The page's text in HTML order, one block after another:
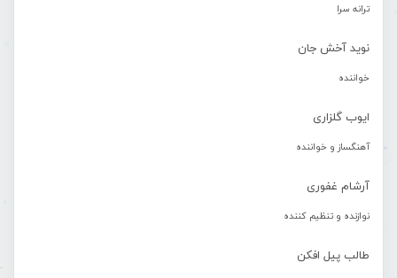
ترانه سرا
نوید آخش جان
خواننده
ایوب گلزاری
آهنگساز و خواننده
آرشام غفوری
نوازنده و تنظیم کننده
طالب پیل افکن